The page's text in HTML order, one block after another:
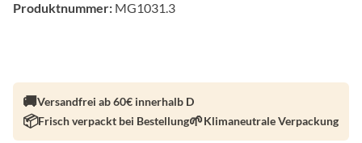
Produktnummer: MG1031.3
Versandfrei ab 60€ innerhalb D
Frisch verpackt bei Bestellung
Klimaneutrale Verpackung